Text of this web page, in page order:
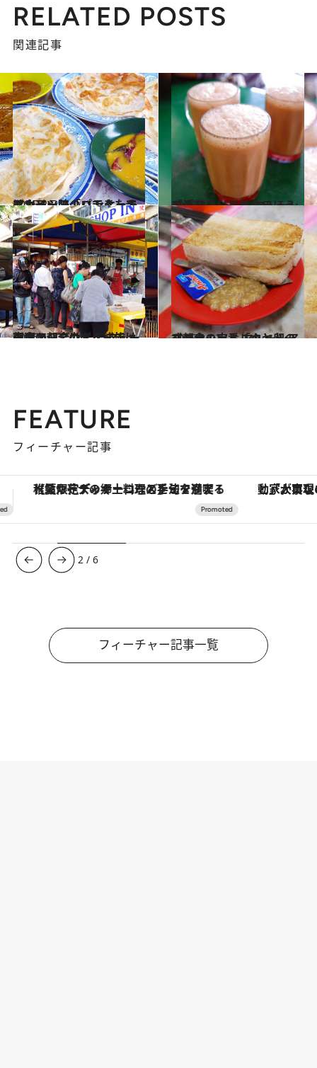
RELATED POSTS
関連記事
2015.2.5
マレーシアのパンケーキはカレー味！ できたてアツアツの「ロティ・チャナイ」
グルメ 2016.2.5
「手タレ」じゃないほうの「テタレ」は マレーシアの甘～いミルクティー！
グルメ
2016.1.23
東南アジアのグルメ旅は朝食から全力で！ マレーシアの朝ごはんを総チェック
グルメ 2015.11.27
ココナッツミルクと卵のハーモニー！ マレーシア式朝食の定番「カヤトースト」
グルメ
FEATURE
フィーチャー記事
「大事なのは地域の意識を変えること」。ロレックス賞受賞の自然保護活動家が実現させたナイジェリアの自然環境の復活 ヴァシュロン・コンスタンタ
3 /6
フィーチャー記事一覧